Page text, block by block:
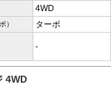
4WD
） ターボ
-
4WD